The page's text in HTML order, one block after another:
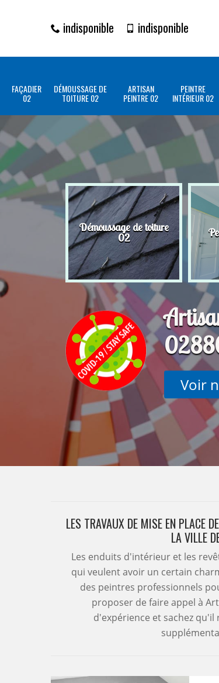
indisponible indisponible
FAÇADIER
02
DÉMOUSSAGE DE
TOITURE 02
ARTISAN
PEINTRE 02
PEINTRE
INTÉRIEUR 02
Démoussage de toiture
02
Voir
LES TRAVAUX DE MISE EN PLACE
LA VILLE
Les enduits d'intérieur et les
qui veulent avoir un certain
des peintres professionnels
proposer de faire appel à
d'expérience et sachez